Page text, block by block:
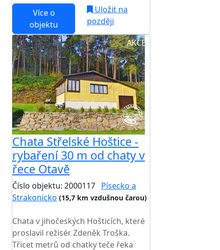
Více o
objektu
Uložit na
později
AKCE
Chata Střelské Hoštice -
rybaření 30 m od chaty v
řece Otavě
Číslo objektu: 2000117 Písecko a
Strakonicko (15,7 km vzdušnou čarou)
Chata v jihočeských Hošticích, které
proslavil režisér Zdeněk Troška.
Třicet metrů od chatky teče řeka